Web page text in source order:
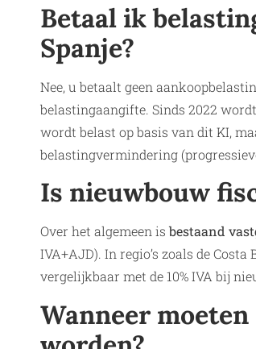
Betaal ik
Spanje?
Nee, u betaalt geen
belastingaangifte. Sinds 2022
wordt belast op basis van dit KI,
belastingvermindering
Is nieuwbouw
Over het algemeen is bestaand
IVA+AJD). In regio’s zoals de
vergelijkbaar met de 10% IVA bij
Wanneer